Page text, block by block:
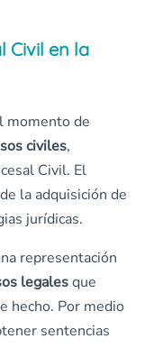
Civil en la
momento de
civiles,
Civil. El
la adquisición de
jurídicas.
representación
legalesque
hecho. Por medio
sentencias